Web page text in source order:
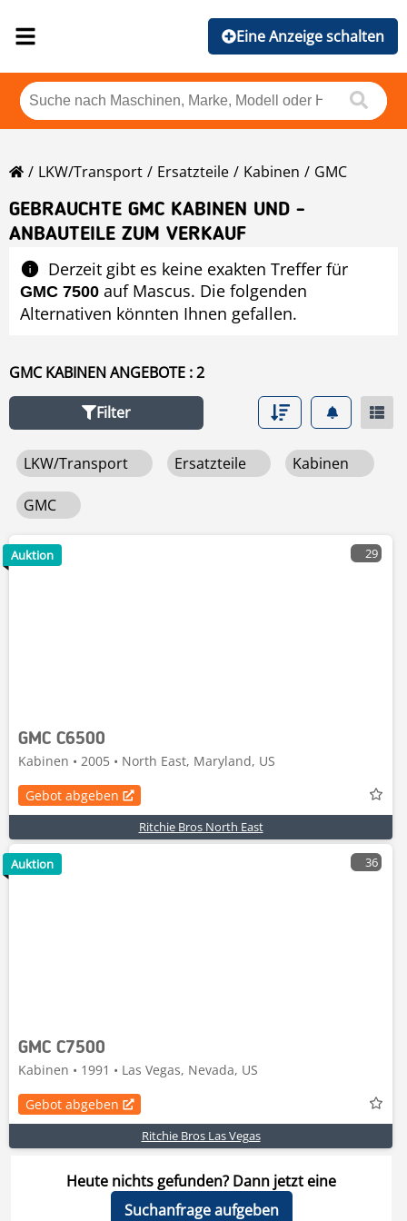
Eine Anzeige schalten
LKW/Transport Ersatzteile Kabinen
GMC
GEBRAUCHTE GMC KABINEN UND -
ANBAUTEILE ZUM VERKAUF
Derzeit gibt es keine exakten Treffer für
GMC 7500 auf Mascus. Die folgenden
Alternativen könnten Ihnen gefallen.
GMC KABINEN ANGEBOTE : 2
Filter
LKW/Transport Ersatzteile Kabinen
GMC
29
GMC C6500
Kabinen • 2005 • North East, Maryland, US
Gebot abgeben
Ritchie Bros North East
Auktion
36
GMC C7500
Kabinen • 1991 • Las Vegas, Nevada, US
Gebot abgeben
Ritchie Bros Las Vegas
Auktion
Heute nichts gefunden? Dann jetzt eine
Suchanfrage aufgeben